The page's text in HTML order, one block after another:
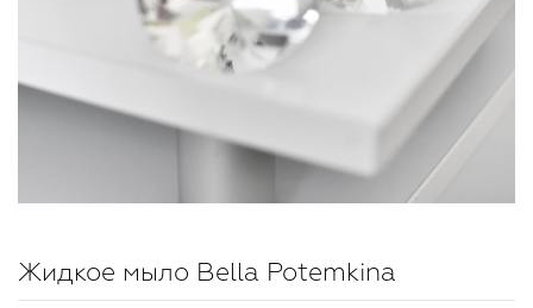
Жидкое мыло Bella Potemkina